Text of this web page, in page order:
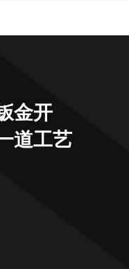
金开
道工艺